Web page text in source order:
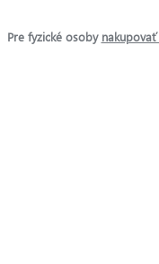
Pre fyzické osoby nakupovať